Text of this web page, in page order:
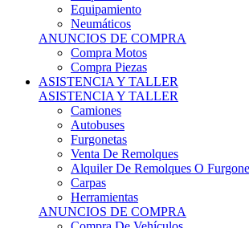
Neumáticos
ANUNCIOS DE COMPRA
Compra Motos
Compra Piezas
ASISTENCIA Y TALLER
ASISTENCIA Y TALLER
Camiones
Autobuses
Furgonetas
Venta De Remolques
Alquiler De Remolques O Furgones
Carpas
Herramientas
ANUNCIOS DE COMPRA
Compra De Vehículos
Compra De Herramientas